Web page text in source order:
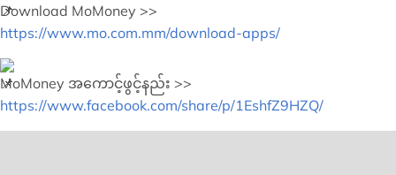
Download MoMoney >>
https://www.mo.com.mm/download-apps/
MoMoney အကောင့်ဖွင့်နည်း >>
https://www.facebook.com/share/p/1EshfZ9HZQ/